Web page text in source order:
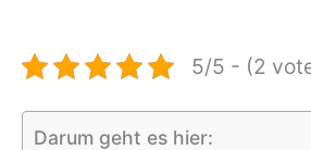
5/5 - (2
Darum geht es hier: